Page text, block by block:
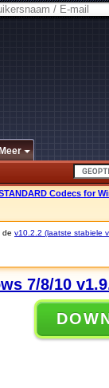
Codecs for
de v10.2.2 (laatste stabiele
7/8/10